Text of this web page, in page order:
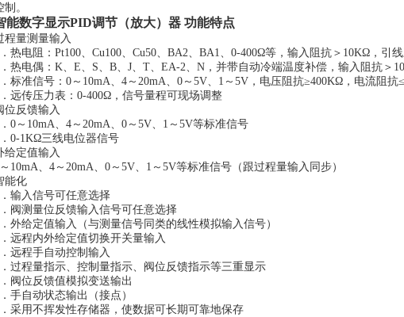
制。
能数字显示PID调节（放大）器 功能特点
程量测量输入
热电阻：Pt100、Cu100、Cu50、BA2、BA1、0-400Ω等，输入阻抗＞10KΩ，引
热电偶：K、E、S、B、J、T、EA-2、N，并带自动冷端温度补偿，输入阻抗＞
标准信号：0～10mA、4～20mA、0～5V、1～5V，电压阻抗≥400KΩ，电流阻抗
远传压力表：0-400Ω，信号量程可现场调整
位反馈输入
0～10mA、4～20mA、0～5V、1～5V等标准信号
0-1KΩ三线电位器信号
给定值输入
10mA、4～20mA、0～5V、1～5V等标准信号（跟过程量输入同步）
能化
输入信号可任意选择
阀测量位反馈输入信号可任意选择
外给定值输入（与测量信号同类的线性模拟输入信号）
远程内外给定值切换开关量输入
远程手自动控制输入
过程量指示、控制量指示、阀位反馈指示等三重显示
阀位反馈值模拟变送输出
手自动状态输出（接点）
采用不挥发性存储器，使数据可长期可靠地保存